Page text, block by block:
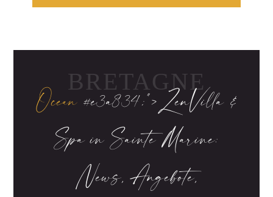
BRETAGNE
Ocean#e3a834;">ZenVilla &
Spa in Sainte Marine:
News, Angebote,